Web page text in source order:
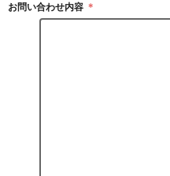
お問い合わせ内容 ＊